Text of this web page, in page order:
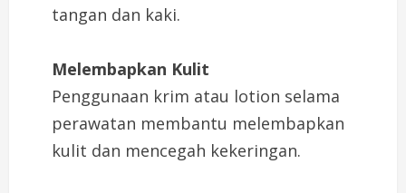
tangan dan kaki.
Melembapkan Kulit
Penggunaan krim atau lotion selama
perawatan membantu melembapkan
kulit dan mencegah kekeringan.